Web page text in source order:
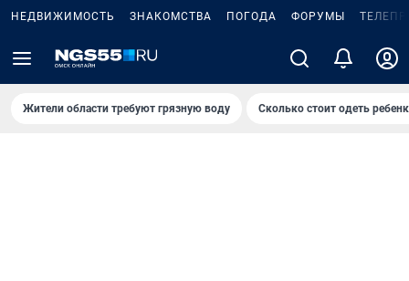
НЕДВИЖИМОСТЬ ЗНАКОМСТВА ПОГОДА ФОРУМЫ
Жители области требуют грязную воду Сколько стоит одеть